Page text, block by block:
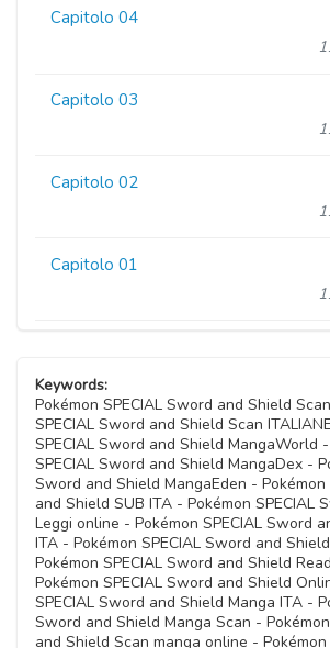
Capitolo 04
Capitolo 03
Capitolo 02
Capitolo 01
Keywords:
Pokémon SPECIAL Sword and Shield
SPECIAL Sword and Shield Scan
SPECIAL Sword and Shield MangaWorld
SPECIAL Sword and Shield MangaDex -
Sword and Shield MangaEden - Pokémon
and Shield SUB ITA - Pokémon SPECIAL
Leggi online - Pokémon SPECIAL Sword
ITA - Pokémon SPECIAL Sword and
Pokémon SPECIAL Sword and Shield
Pokémon SPECIAL Sword and Shield
SPECIAL Sword and Shield Manga ITA -
Sword and Shield Manga Scan -
and Shield Scan manga online - Pokémon